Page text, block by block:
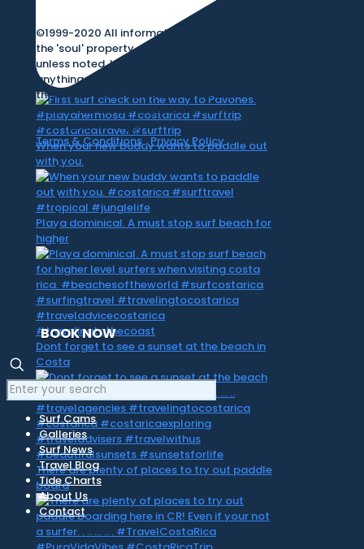
When your new buddy wants to paddle out
with you.
Playa dominical. A must stop surf beach for
higher
Dont forget to see a sunset at the beach in
Costa
There are plenty of places to try out paddle
board
©1999-2020 All information on this site is
the 'soul' property of CR Surf Travel Co.
unless noted. If you wish to reproduce
anything contained herein, please contact
the owner first. Photos & Artwork are
credited to the owner, and the same
copyright laws apply.
Terms & Conditions|Privacy Policy
BOOK NOW
Surf Cams
Galleries
Surf News
Travel Blog
Tide Charts
About Us
Contact